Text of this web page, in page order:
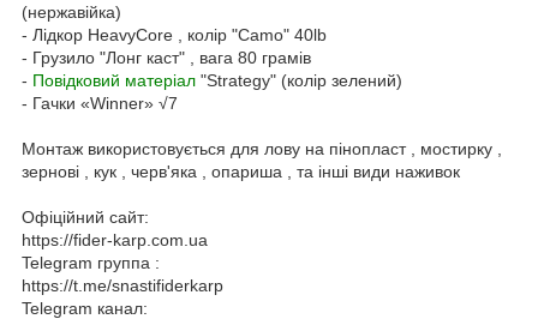
(нержавійка)
- Лідкор HeavyCore , колір "Camo" 40lb
- Грузило "Лонг каст" , вага 80 грамів
- Повідковий матеріал "Strategy" (колір зелений)
- Гачки «Winner» √7
Монтаж використовується для лову на пінопласт , мостирку ,
зернові , кук , черв'яка , опариша , та інші види наживок
Офіційний сайт:
https://fider-karp.com.ua
Telegram группа :
https://t.me/snastifiderkarp
Telegram канал: